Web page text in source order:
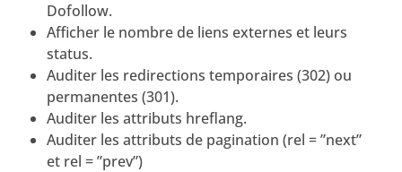
Dofollow.
Afficher le nombre de liens externes et leurs
status.
Auditer les redirections temporaires (302) ou
permanentes (301).
Auditer les attributs hreflang.
Auditer les attributs de pagination (rel = ”next”
et rel = ”prev”)